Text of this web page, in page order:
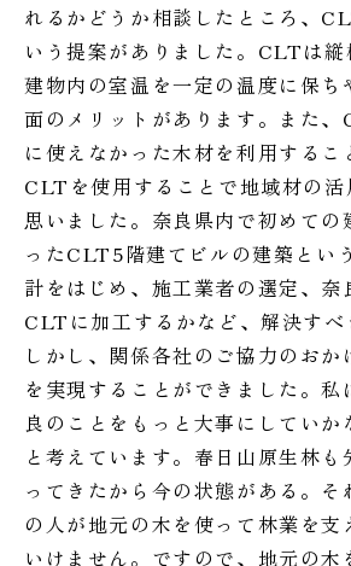
れるかどうか相談したところ、
いう提案がありました。CLTは縦
建物内の室温を一定の温度に保ち
面のメリットがあります。また
に使えなかった木材を利用するこ
CLTを使用することで地域材の活
思いました。奈良県内で初めての
ったCLT5階建てビルの建築とい
計をはじめ、施工業者の選定、奈
CLTに加工するかなど、解決すべ
しかし、関係各社のご協力のお
を実現することができました。私
良のことをもっと大事にしていか
と考えています。春日山原生林も
ってきたから今の状態がある。そ
の人が地元の木を使って林業を支
いけません。ですので、地元の木